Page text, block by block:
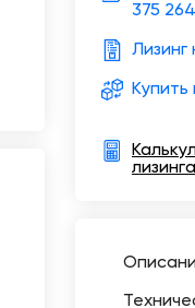
375
Лизинг
лизинга